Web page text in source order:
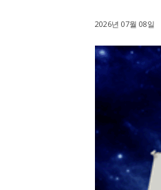
2026년 07월 08일